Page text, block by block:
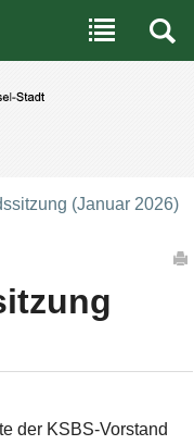
(Januar 2026)
der KSBS-Vorstand